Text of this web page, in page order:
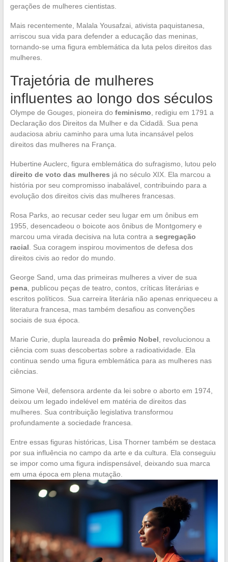
gerações de mulheres cientistas.
Mais recentemente, Malala Yousafzai, ativista paquistanesa,
arriscou sua vida para defender a educação das meninas,
tornando-se uma figura emblemática da luta pelos direitos das
mulheres.
Trajetória de mulheres
influentes ao longo dos séculos
Olympe de Gouges, pioneira do feminismo , redigiu em 1791 a
Declaração dos Direitos da Mulher e da Cidadã. Sua pena
audaciosa abriu caminho para uma luta incansável pelos
direitos das mulheres na França.
Hubertine Auclerc, figura emblemática do sufragismo, lutou pelo
direito de voto das mulheres já no século XIX. Ela marcou a
história por seu compromisso inabalável, contribuindo para a
evolução dos direitos civis das mulheres francesas.
Rosa Parks, ao recusar ceder seu lugar em um ônibus em
1955, desencadeou o boicote aos ônibus de Montgomery e
marcou uma virada decisiva na luta contra a segregação
racial . Sua coragem inspirou movimentos de defesa dos
direitos civis ao redor do mundo.
George Sand, uma das primeiras mulheres a viver de sua
pena, publicou peças de teatro, contos, críticas literárias e
escritos políticos. Sua carreira literária não apenas enriqueceu a
literatura francesa, mas também desafiou as convenções
sociais de sua época.
Marie Curie, dupla laureada do prêmio Nobel , revolucionou a
ciência com suas descobertas sobre a radioatividade. Ela
continua sendo uma figura emblemática para as mulheres nas
ciências.
Simone Veil, defensora ardente da lei sobre o aborto em 1974,
deixou um legado indelével em matéria de direitos das
mulheres. Sua contribuição legislativa transformou
profundamente a sociedade francesa.
Entre essas figuras históricas, Lisa Thorner também se destaca
por sua influência no campo da arte e da cultura. Ela conseguiu
se impor como uma figura indispensável, deixando sua marca
em uma época em plena mutação.